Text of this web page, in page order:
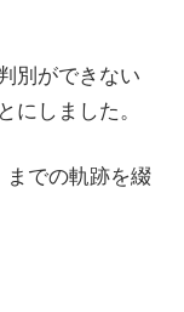
別ができない
にしました。
までの軌跡を綴